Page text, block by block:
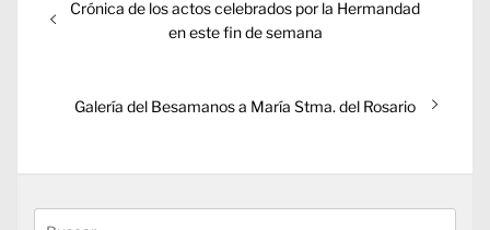
de
Entrada
Crónica de los actos celebrados por la Hermandad
en este fin de semana
Entrada
Galería del Besamanos a María Stma. del Rosario